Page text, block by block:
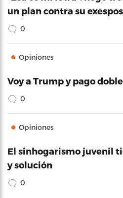
un plan contra su
0
Opiniones
Voy a Trump y pago doble
0
Opiniones
El sinhogarismo juvenil
y solución
0